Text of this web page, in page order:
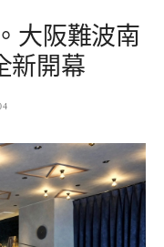
大阪難波南
新開幕